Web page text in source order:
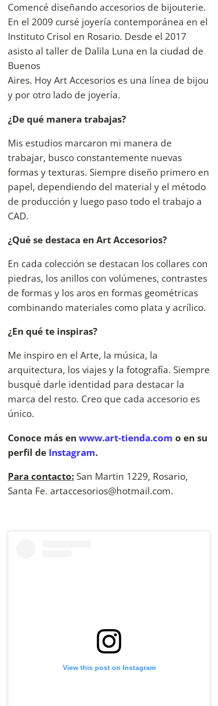
Comencé diseñando accesorios de bijouterie.
En el 2009 cursé joyería contemporánea en el
Instituto Crisol en Rosario. Desde el 2017
asisto al taller de Dalila Luna en la ciudad de
Buenos
Aires. Hoy Art Accesorios es una línea de bijou
y por otro lado de joyería.
¿De qué manera trabajas?
Mis estudios marcaron mi manera de
trabajar, busco constantemente nuevas
formas y texturas. Siempre diseño primero en
papel, dependiendo del material y el método
de producción y luego paso todo el trabajo a
CAD.
¿Qué se destaca en Art Accesorios?
En cada colección se destacan los collares con
piedras, los anillos con volúmenes, contrastes
de formas y los aros en formas geométricas
combinando materiales como plata y acrílico.
¿En qué te inspiras?
Me inspiro en el Arte, la música, la
arquitectura, los viajes y la fotografía. Siempre
busqué darle identidad para destacar la
marca del resto. Creo que cada accesorio es
único.
Conoce más en www.art-tienda.com o en su
perfil de Instagram.
Para contacto: San Martin 1229, Rosario,
Santa Fe. artaccesorios@hotmail.com.
View this post on Instagram